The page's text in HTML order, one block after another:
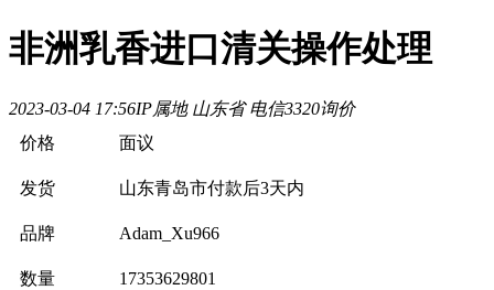
非洲乳香进口清关操作处理
2023-03-04 17:56IP属地 山东省 电信3320询价
价格
面议
发货 山东青岛市付款后3天内
品牌 Adam_Xu966
数量 17353629801